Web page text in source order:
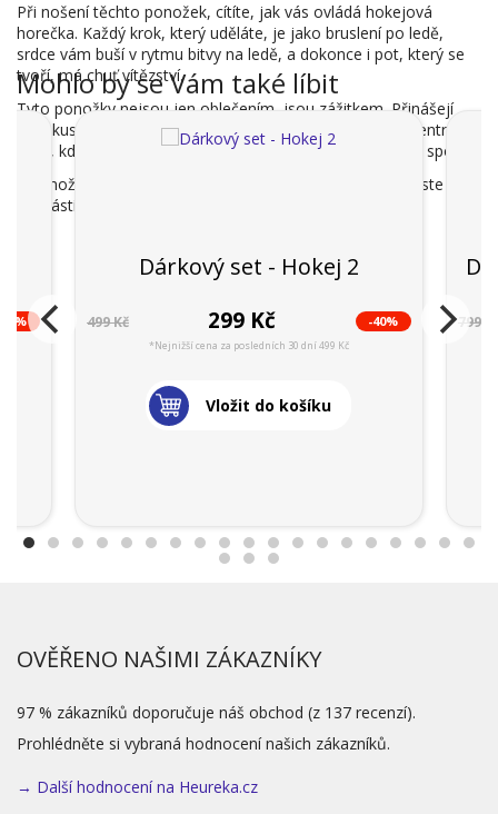
Při nošení těchto ponožek, cítíte, jak vás ovládá hokejová
horečka. Každý krok, který uděláte, je jako bruslení po ledě,
srdce vám buší v rytmu bitvy na ledě, a dokonce i pot, který se
tvoří, má chuť vítězství.
Tyto ponožky nejsou jen oblečením, jsou zážitkem. Přinášejí
vám kus hokejové magie, která vás přenese přímo do centra
akce, kde můžete cítit adrenalin, vášeň a lásku k tomuto sportu.
S ponožkami "Hokej" od WitSocks, nejste jen divákem, jste
součástí hry.
Mohlo by se Vám také líbit
Dárkový set - Hokej 2
499 Kč 299 Kč -40%
*Nejnižší cena za posledních 30 dní 499 Kč
Vložit do košíku
799
OVĚŘENO NAŠIMI ZÁKAZNÍKY
97 % zákazníků doporučuje náš obchod (z 137 recenzí).
Prohlédněte si vybraná hodnocení našich zákazníků.
→ Další hodnocení na Heureka.cz